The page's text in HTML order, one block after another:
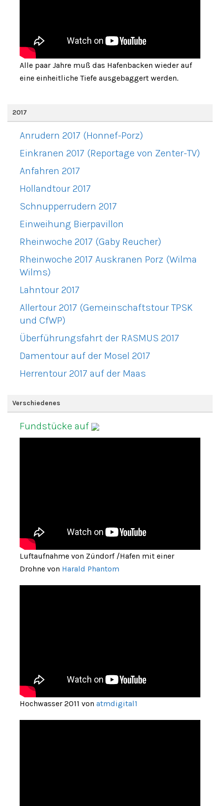
Alle paar Jahre muß das Hafenbacken wieder auf
eine einheitliche Tiefe ausgebaggert werden.
2017
Anrudern 2017 (Honnef-Porz)
Einkranen 2017 (Reportage von Zenter-TV)
Anfahren 2017
Hollandtour 2017
Schnupperrudern 2017
Einweihung Bierpavillon
Rheinwoche 2017 (Gaby Reucher)
Rheinwoche 2017 Auskranen Porz (Wilma
Wilms)
Lahntour 2017
Allertour 2017 (Gemeinschaftstour TPSK
und CfWP)
Überführungsfahrt der RASMUS 2017
Damentour auf der Mosel 2017
Herrentour 2017 auf der Maas
Verschiedenes
Fundstücke auf
Luftaufnahme von Zündorf /Hafen mit einer
Drohne von Harald Phantom
Hochwasser 2011 von atmdigital1